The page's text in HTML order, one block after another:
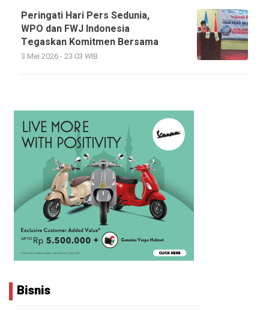
Peringati Hari Pers Sedunia,
WPO dan FWJ Indonesia
Tegaskan Komitmen Bersama
3 Mei 2026 - 23:03 WIB
Bisnis